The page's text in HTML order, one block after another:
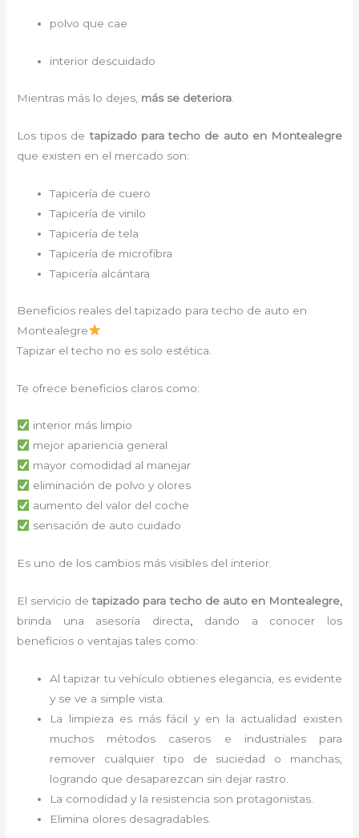
polvo que cae
interior descuidado
Mientras más lo dejes, más se deteriora.
Los tipos de tapizado para techo de auto en Montealegre
que existen en el mercado son:
Tapicería de cuero
Tapicería de vinilo
Tapicería de tela
Tapicería de microfibra
Tapicería alcántara
Beneficios reales del tapizado para techo de auto en
Montealegre
Tapizar el techo no es solo estética.
Te ofrece beneficios claros como:
interior más limpio
mejor apariencia general
mayor comodidad al manejar
eliminación de polvo y olores
aumento del valor del coche
sensación de auto cuidado
Es uno de los cambios más visibles del interior.
El servicio detapizado para techo de auto en Montealegre,
brinda una asesoría directa, dando a conocer los
beneficios o ventajas tales como:
Al tapizar tu vehículo obtienes elegancia, es evidente
y se ve a simple vista.
La limpieza es más fácil y en la actualidad existen
muchos métodos caseros e industriales para
remover cualquier tipo de suciedad o manchas,
logrando que desaparezcan sin dejar rastro.
La comodidad y la resistencia son protagonistas.
Elimina olores desagradables.